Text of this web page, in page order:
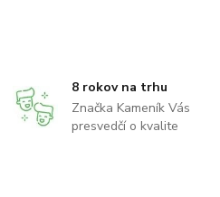
8 rokov na trhu
Značka Kameník Vás
presvedčí o kvalite